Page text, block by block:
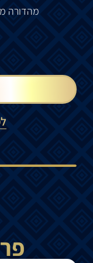
מהדורה מוגבלת